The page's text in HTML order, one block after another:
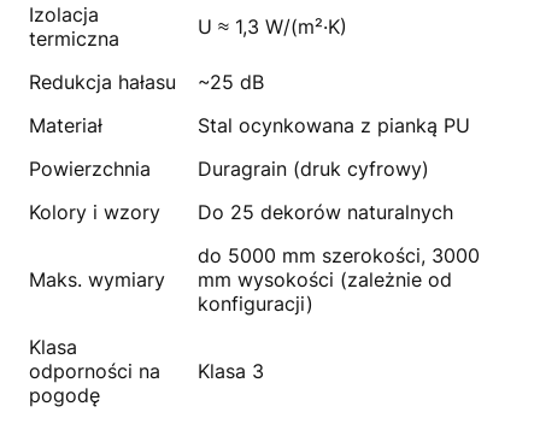
Izolacja
termiczna
U ≈ 1,3 W/(m²·K)
Redukcja hałasu
~25 dB
Materiał
Stal ocynkowana z pianką PU
Powierzchnia
Duragrain (druk cyfrowy)
Kolory i wzory
Do 25 dekorów naturalnych
Maks. wymiary
do 5000 mm szerokości, 3000
mm wysokości (zależnie od
konfiguracji)
Klasa
odporności na
pogodę
Klasa 3